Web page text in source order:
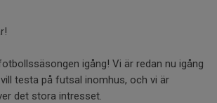
igång! Vi är redan nu igång
testa på futsal inomhus, och vi är
det stora intresset.